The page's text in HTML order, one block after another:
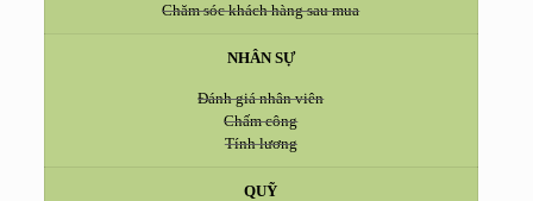
Chăm sóc khách hàng sau mua
NHÂN SỰ
Đánh giá nhân viên
Chấm công
Tính lương
QUỸ